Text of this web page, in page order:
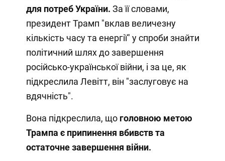
для потреб України. За її словами,
президент Трамп "вклав величезну
кількість часу та енергії" у спроби знайти
політичний шлях до завершення
російсько-української війни, і за це, як
підкреслила Левітт, він "заслуговує на
вдячність".
Вона підкреслила, що головною метою
Трампа є припинення вбивств та
остаточне завершення війни.